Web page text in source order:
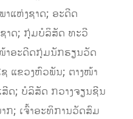
າແຫ່ງຊາດ; ອະດີດ
ຊາດ; ກຸ່ມບໍລິສັດ ທະວີ
າອະດີດກຸ່ມນັກຮຽນວັດ
ແຂວງຫົວພັນ; ຕາງໜ້າ
ດ; ບໍລິສັດ ກວາງຈຽນຊີນ
ກ; ເຈົ້າອະທິການວັດສົມ